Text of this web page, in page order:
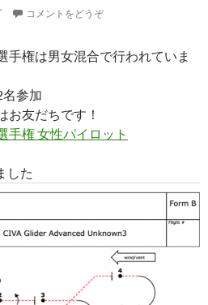
コメントをどうぞ
手権は男女混合で行われていま
参加
お友だちです！
手権 女性パイロット
した